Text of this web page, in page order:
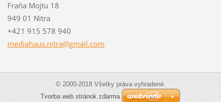
Fraňa Mojtu 18
949 01 Nitra
+421 915 578 940
mediahaus.nitra@gmail.com
© 2000-2018 Všetky práva vyhradené.
Tvorba web stránok zdarma